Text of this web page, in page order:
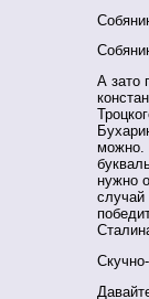
А зато
можно.
нужно